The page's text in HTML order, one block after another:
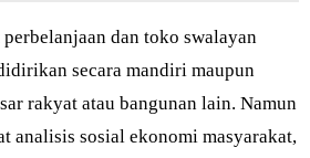
dan toko swalayan
secara mandiri maupun
rakyat atau bangunan lain. Namun
analisis sosial ekonomi masyarakat,